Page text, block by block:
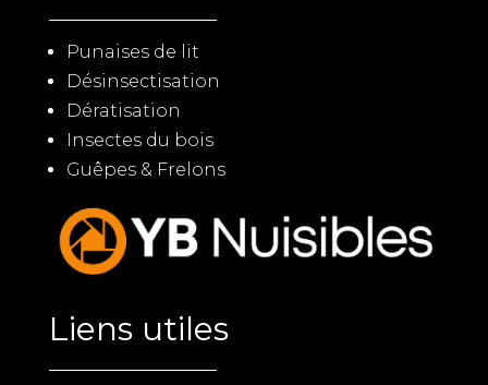
Punaises de lit
Désinsectisation
Dératisation
Insectes du bois
Guêpes & Frelons
Liens utiles